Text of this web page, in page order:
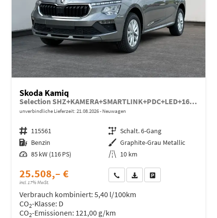
Skoda Kamiq
Selection SHZ+KAMERA+SMARTLINK+PDC+LED+16" ALU
unverbindliche Lieferzeit: 21.08.2026 Neuwagen
Fahrzeugnr. 115561 Getriebe Schalt. 6-Gang
Kraftstoff Benzin Außenfarbe Graphite-Grau Metallic
Leistung 85 kW (116 PS) Kilometerstand 10 km
25.508,– €
incl. 17% MwSt.
Wir rufen Sie anFahrzeugexposé (PDF)
Verbrauch kombiniert: 5,40 l/100km
CO2-Klasse: D
CO2-Emissionen: 121,00 g/km